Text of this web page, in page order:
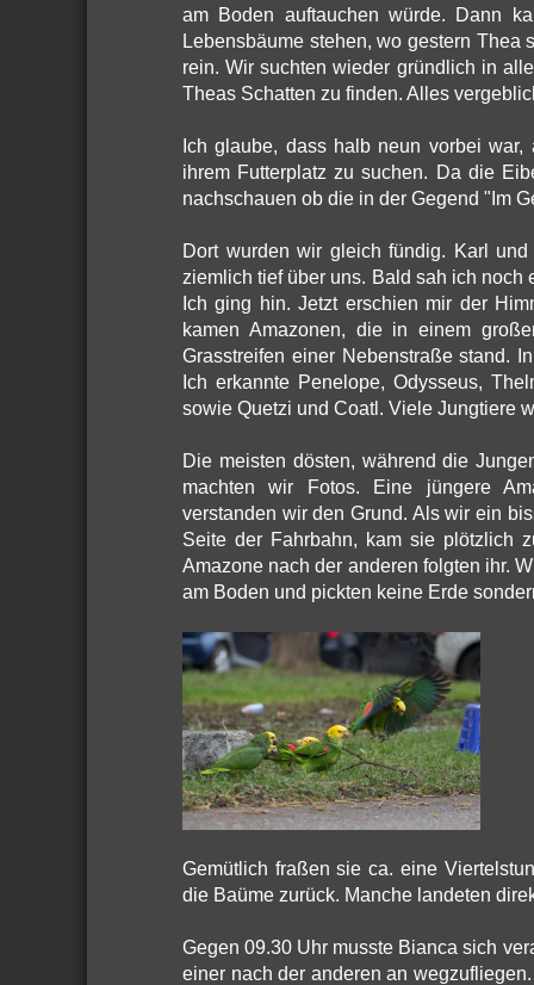
am Boden auftauchen würde. Dann
Lebensbäume stehen, wo gestern
rein. Wir suchten wieder gründlich in
Theas Schatten zu finden. Alles
Ich glaube, dass halb neun vorbei
ihrem Futterplatz zu suchen. Da die
nachschauen ob die in der Gegend "Im
Dort wurden wir gleich fündig. Karl
ziemlich tief über uns. Bald sah ich noch
Ich ging hin. Jetzt erschien mir der
kamen Amazonen, die in einem
Grasstreifen einer Nebenstraße stand.
Ich erkannte Penelope, Odysseus,
sowie Quetzi und Coatl. Viele Jungtiere
Die meisten dösten, während die
machten wir Fotos. Eine jüngere
verstanden wir den Grund. Als wir ein
Seite der Fahrbahn, kam sie plötzlich
Amazone nach der anderen folgten ihr.
am Boden und pickten keine Erde
Gemütlich fraßen sie ca. eine
die Baüme zurück. Manche landeten
Gegen 09.30 Uhr musste Bianca sich
einer nach der anderen an